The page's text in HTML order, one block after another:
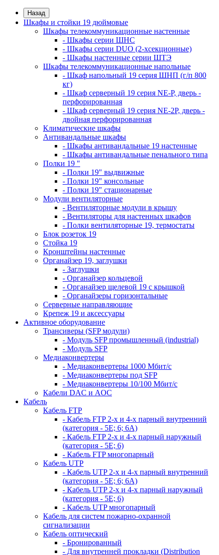
Назад
Шкафы и стойки 19 дюймовые
Шкафы телекоммуникационные настенные
- Шкафы серии ШНС
- Шкафы серии DUO (2-хсекционные)
- Шкафы настенные серии ШТЭ
Шкафы телекоммуникационные напольные
- Шкаф напольный 19 серия ШНП (г/п 800
кг)
- Шкаф серверный 19 серия NE-P, дверь -
перфорированная
- Шкаф серверный 19 серия NE-2P, дверь -
двойная перфорированная
Климатические шкафы
Антивандальные шкафы
- Шкафы антивандальные 19 настенные
- Шкафы антивандальные пенального типа
Полки 19 "
- Полки 19" выдвижные
- Полки 19" консольные
- Полки 19" стационарные
Модули вентиляторные
- Вентиляторные модули в крышу
- Вентиляторы для настенных шкафов
- Полки вентиляторные 19, термостаты
Блок розеток 19
Стойка 19
Кронштейны настенные
Органайзер 19, заглушки
- Заглушки
- Органайзер кольцевой
- Органайзер щелевой 19 с крышкой
- Органайзеры горизонтальные
Серверные направляющие
Крепеж 19 и аксессуары
Активное оборудование
Трансиверы (SFP модули)
- Модуль SFP промышленный (industrial)
- Модуль SFP
Медиаконвертеры
- Медиаконвертеры 1000 Мбит/с
- Медиаконвертеры под SFP
- Медиаконвертеры 10/100 Мбит/с
Кабели DAC и AOC
Кабель
Кабель FTP
- Кабель FTP 2-х и 4-х парный внутренний
(категория - 5Е; 6; 6А)
- Кабель FTP 2-х и 4-х парный наружный
(категория - 5Е; 6)
- Кабель FTP многопарный
Кабель UTP
- Кабель UTP 2-х и 4-х парный внутренний
(категория - 5Е; 6; 6А)
- Кабель UTP 2-х и 4-х парный наружный
(категория - 5Е; 6)
- Кабель UTP многопарный
Кабель для систем пожарно-охранной
сигнализации
Кабель оптический
- Бронированный
- Для внутренней прокладки (Distribution